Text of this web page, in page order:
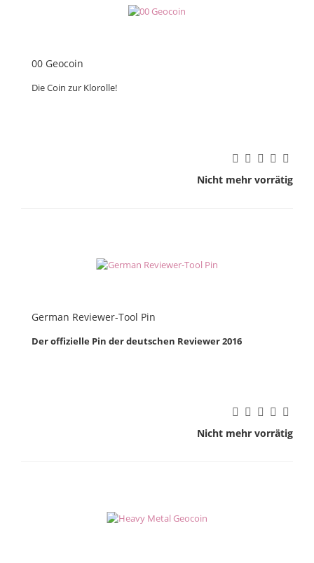
00 Geocoin
Die Coin zur Klorolle!
Nicht mehr vorrätig
German Reviewer-Tool Pin
Der offizielle Pin der deutschen Reviewer 2016
Nicht mehr vorrätig